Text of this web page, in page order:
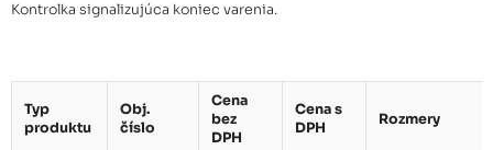
Perkolátor UNIQ 14 l, taupe
Kontrolka signalizujúca koniec varenia.
Typ
produktu
Obj.
číslo
Cena
bez
DPH
Cena s
DPH
Rozmery